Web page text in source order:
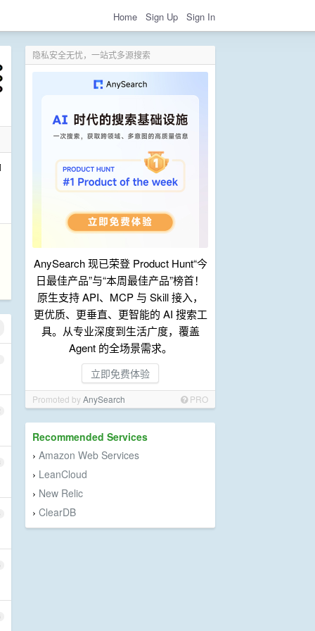
Home Sign Up Sign In
隐私安全无忧，一站式多源搜索
AnySearch 现已荣登 Product Hunt“今
日最佳产品”与“本周最佳产品”榜首！
原生支持 API、MCP 与 Skill 接入，
更优质、更垂直、更智能的 AI 搜索工
具。从专业深度到生活广度，覆盖
Agent 的全场景需求。
立即免费体验
Promoted byAnySearch PRO
Recommended Services
› Amazon Web Services
› LeanCloud
› New Relic
› ClearDB